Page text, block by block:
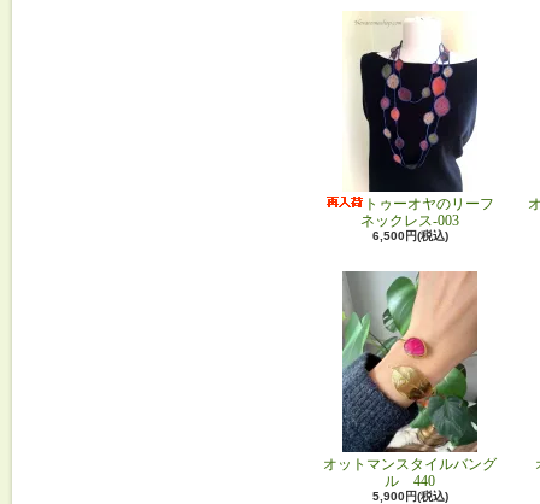
トゥーオヤのリーフ
ネックレス-003
6,500円(税込)
オットマンスタイルバング
ル 440
5,900円(税込)